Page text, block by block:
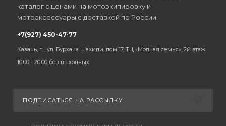
каталог с ценами на мотоэкипировку и
мотоаксессуары с доставкой по России.
+7(927) 450-47-77
Казань, г. , ул. Бурхана Шахиди, дом 17, ТЦ «Модная семья», 2й этаж
10:00 - 20:00 без выходных
ПОДПИСАТЬСЯ НА РАССЫЛКУ